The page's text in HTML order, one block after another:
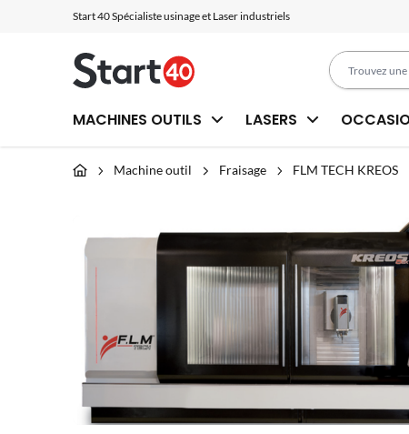
Start 40 Spécialiste usinage et Laser industriels
MACHINES OUTILS LASERS
Machine outil Fraisage FLM TECH KREOS